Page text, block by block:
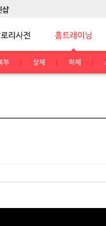
부 상체 하체